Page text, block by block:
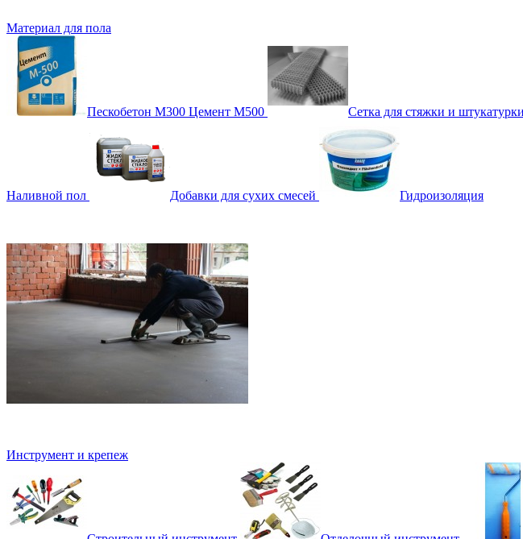
Материал для пола
Пескобетон М300 Цемент М500 Сетка для стяжки и штукатурки
Наливной пол Добавки для сухих смесей Гидроизоляция
Инструмент и крепеж